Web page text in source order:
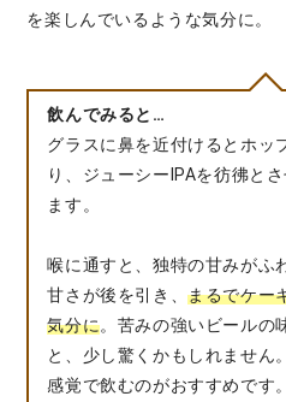
を楽しんでいるような気分に。
飲んでみると…
グラスに鼻を近付けるとホッ
り、ジューシーIPAを彷彿と
ます。
喉に通すと、独特の甘みがふ
甘さが後を引き、まるでケー
気分に。苦みの強いビールの
と、少し驚くかもしれません
感覚で飲むのがおすすめです。